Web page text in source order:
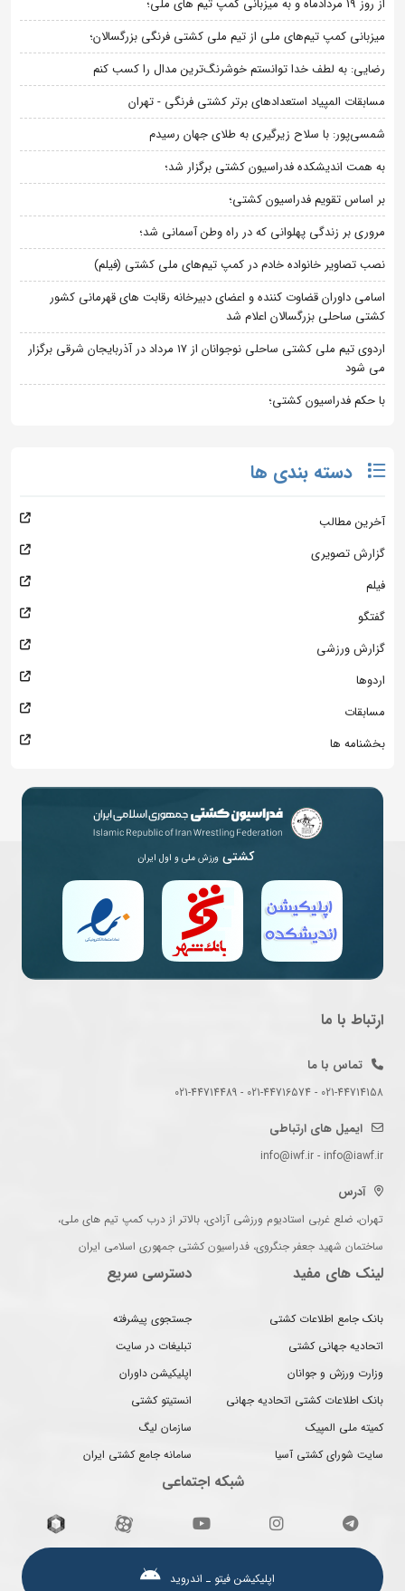
از روز 19 مردادماه و به میزبانی کمپ تیم های ملی؛
میزبانی کمپ تیم‌های ملی از تیم ملی کشتی فرنگی بزرگسالان؛
رضایی: به لطف خدا توانستم خوشرنگ‌ترین مدال را کسب کنم
مسابقات المپیاد استعدادهای برتر کشتی فرنگی - تهران
شمسی‌پور: با سلاح زیرگیری به طلای جهان رسیدم
به همت اندیشکده فدراسیون کشتی برگزار شد؛
بر اساس تقویم فدراسیون کشتی؛
مروری بر زندگی پهلوانی که در راه وطن آسمانی شد؛
نصب تصاویر خانواده خادم در کمپ تیم‌های ملی کشتی (فیلم)
اسامی داوران قضاوت کننده و اعضای دبیرخانه رقابت های قهرمانی کشور
کشتی ساحلی بزرگسالان اعلام شد
اردوی تیم ملی کشتی ساحلی نوجوانان از 17 مرداد در آذربایجان شرقی برگزار
می شود
با حکم فدراسیون کشتی؛
دسته بندی ها
آخرین مطالب
گزارش تصویری
فیلم
گفتگو
گزارش ورزشی
اردوها
مسابقات
بخشنامه ها
کشتی ورزش ملی و اول ایران
ارتباط با ما
تماس با ما
021-44714158 - 021-44716574 - 021-44714489
ایمیل های ارتباطی
info@iwf.ir - info@iawf.ir
آدرس
تهران، ضلع غربی استادیوم ورزشی آزادی، بالاتر از درب کمپ تیم های ملی،
ساختمان شهید جعفر جنگروی، فدراسیون کشتی جمهوری اسلامی ایران
لینک های مفید
بانک جامع اطلاعات کشتی
اتحادیه جهانی کشتی
وزارت ورزش و جوانان
بانک اطلاعات کشتی اتحادیه جهانی
کمیته ملی المپیک
سایت شورای کشتی آسیا
دسترسی سریع
جستجوی پیشرفته
تبلیغات در سایت
اپلیکیشن داوران
انستیتو کشتی
سازمان لیگ
سامانه جامع کشتی ایران
شبکه اجتماعی
اپلیکیشن فیتو ـ اندروید